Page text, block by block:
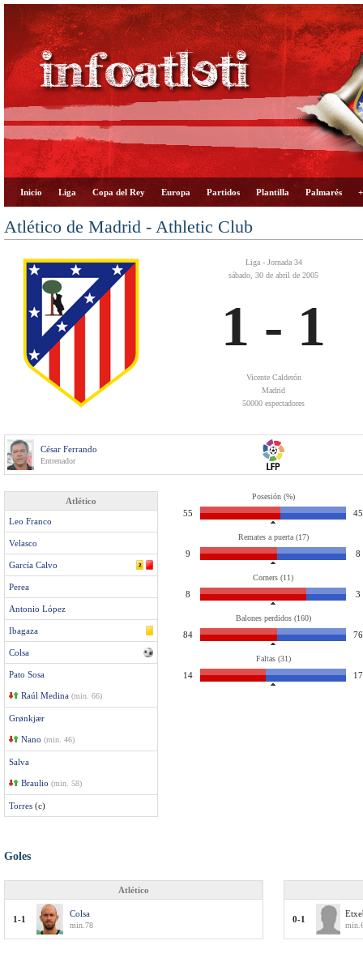
Inicio Liga Copa del Rey Europa Partidos Plantilla Palmarés
Atlético de Madrid - Athletic Club
Liga - Jornada 34
sábado, 30 de abril de 2005
1 - 1
Vicente Calderón
Madrid
50000 espectadores
César Ferrando
Entrenador
Atlético
Leo Franco
Velasco
García Calvo
Perea
Antonio López
Ibagaza
Colsa
Pato Sosa
Raúl Medina (min. 66)
Grønkjær
Nano (min. 46)
Salva
Braulio (min. 58)
Torres (c)
Posesión (%)
55 45
Remates a puerta (17)
9 8
Corners (11)
8 3
Balones perdidos (160)
84 76
Faltas (31)
14 17
Goles
Atlético
1-1
Colsa
min.78
0-1